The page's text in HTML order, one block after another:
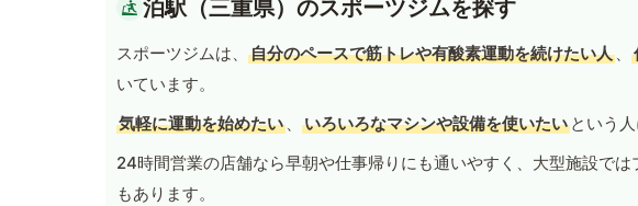
泊駅（三重県）のスポーツジムを探す
スポーツジムは、 自分のペースで筋トレや有酸素運動を続けたい人 、
いています。
気軽に運動を始めたい 、 いろいろなマシンや設備を使いたい という
24時間営業の店舗なら早朝や仕事帰りにも通いやすく、大型施設で
もあります。